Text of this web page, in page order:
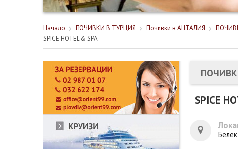
Начало ПОЧИВКИ В ТУРЦИЯ Почивки в АНТАЛИЯ
SPICE HOTEL & SPA
SPICE